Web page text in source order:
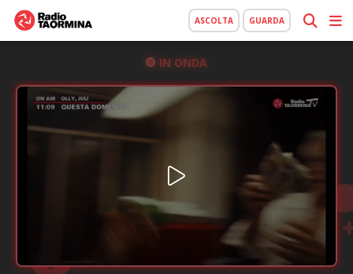
ASCOLTA GUARDA
IN ONDA